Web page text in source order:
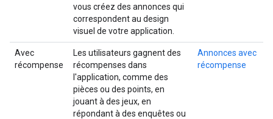
vous créez des annonces qui
correspondent au design
visuel de votre application.
Avec
récompense
Les utilisateurs gagnent des
récompenses dans
l'application, comme des
pièces ou des points, en
jouant à des jeux, en
répondant à des enquêtes ou
Annonces avec
récompense